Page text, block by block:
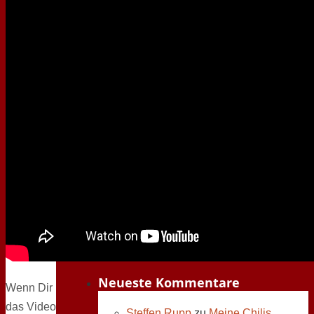
Wenn Dir
das Video
Südafrika – Kapstadt 2019
Neueste Kommentare